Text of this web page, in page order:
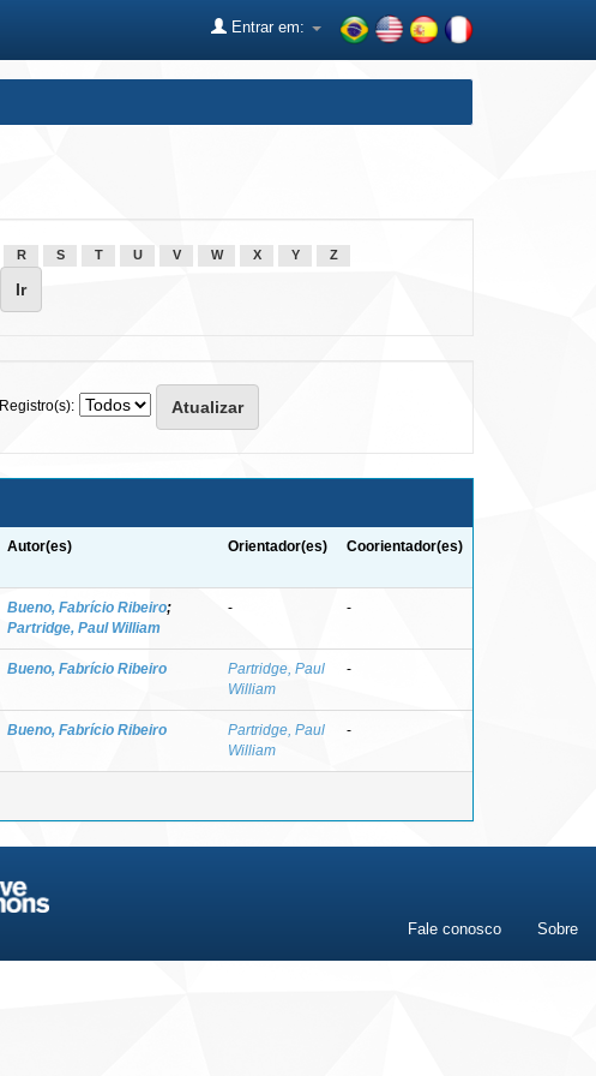
Entrar em:
R S T U V W X Y Z
Registro(s):
Autor(es) Orientador(es) Coorientador(es)
Bueno, Fabrício Ribeiro;
Partridge, Paul William
- -
Bueno, Fabrício Ribeiro
Partridge, Paul
William
-
Bueno, Fabrício Ribeiro
Partridge, Paul
William
-
Fale conosco Sobre